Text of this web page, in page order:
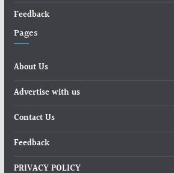
Feedback
Pages
About Us
Advertise with us
Contact Us
Feedback
PRIVACY POLICY